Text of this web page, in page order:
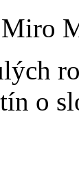
Miro
o